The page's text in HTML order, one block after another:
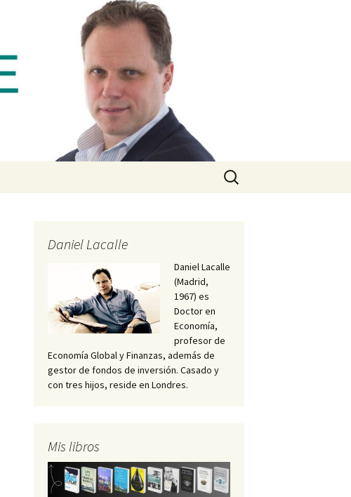
Buscar:
Daniel Lacalle
Daniel Lacalle
(Madrid,
1967) es
Doctor en
Economía,
profesor de
Economía Global y Finanzas, además de
gestor de fondos de inversión. Casado y
con tres hijos, reside en Londres.
Mis libros